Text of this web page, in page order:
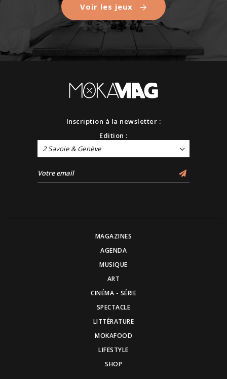
Voir les jeux
Inscription à la newsletter :
Edition :
2 Savoie & Genève
MAGAZINES
AGENDA
MUSIQUE
ART
CINÉMA - SÉRIE
SPECTACLE
LITTÉRATURE
MOKAFOOD
LIFESTYLE
SHOP